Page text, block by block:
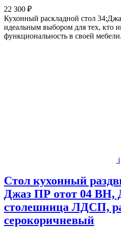
22 300 ₽
Кухонный раскладной стол
идеальным выбором для тех, кто
функциональность в своей
i
Стол кухонный
Джаз ПР отот 04 ВН,
столешница ЛДСП,
серокоричневый